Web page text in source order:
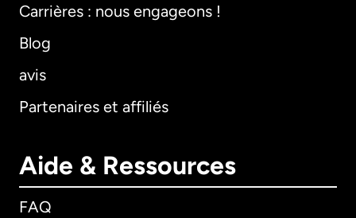
Carrières : nous engageons !
Blog
avis
Partenaires et affiliés
Aide & Ressources
FAQ